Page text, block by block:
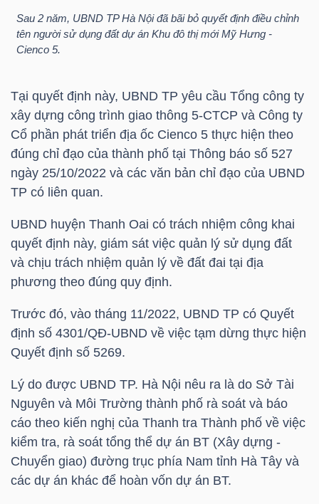
Sau 2 năm, UBND TP Hà Nội đã bãi bỏ quyết định điều chỉnh
tên người sử dụng đất dự án Khu đô thị mới Mỹ Hưng -
Cienco 5.
Tại quyết định này, UBND TP yêu cầu Tổng công ty
xây dựng công trình giao thông 5-CTCP và Công ty
Cổ phần phát triển địa ốc Cienco 5 thực hiện theo
đúng chỉ đạo của thành phố tại Thông báo số 527
ngày 25/10/2022 và các văn bản chỉ đạo của UBND
TP có liên quan.
UBND huyện Thanh Oai có trách nhiệm công khai
quyết định này, giám sát việc quản lý sử dụng đất
và chịu trách nhiệm quản lý về đất đai tại địa
phương theo đúng quy định.
Trước đó, vào tháng 11/2022, UBND TP có Quyết
định số 4301/QĐ-UBND về việc tạm dừng thực hiện
Quyết định số 5269.
Lý do được UBND TP. Hà Nội nêu ra là do Sở Tài
Nguyên và Môi Trường thành phố rà soát và báo
cáo theo kiến nghị của Thanh tra Thành phố về việc
kiểm tra, rà soát tổng thể dự án BT (Xây dựng -
Chuyển giao) đường trục phía Nam tỉnh Hà Tây và
các dự án khác để hoàn vốn dự án BT.
GIỚI
DƯƠNG
CHÍNH
NHÂN
PHÂN
TÍCH
VIETSTOCKFINANCE
MÔ